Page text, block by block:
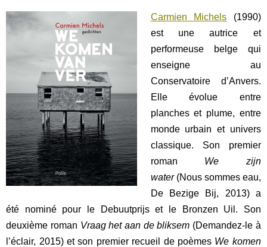
Carmien Michels (1990)
est une autrice et
performeuse belge qui
enseigne au
Conservatoire d’Anvers.
Elle évolue entre
planches et plume, entre
monde urbain et univers
classique. Son premier
roman We zijn
water (Nous sommes eau,
De Bezige Bij, 2013) a
été nominé pour le Debuutprijs et le Bronzen Uil. Son
deuxième roman Vraag het aan de bliksem (Demandez-le à
l’éclair, 2015) et son premier recueil de poèmes We komen